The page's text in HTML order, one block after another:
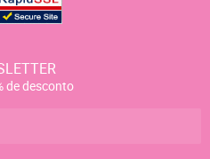
de desconto